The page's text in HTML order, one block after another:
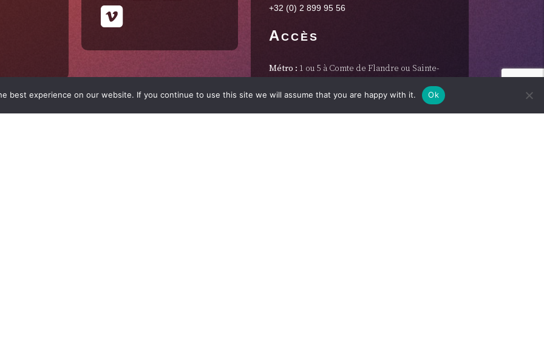
+32 (0) 2 899 95 56
ACCÈS
Métro : 1 ou 5 à Comte de Flandre ou Sainte-
Bus :126, 127 et 128 à Porte de Flandre
best experience on our website. If you continue to use this site we will assume that you are happy with it. Ok